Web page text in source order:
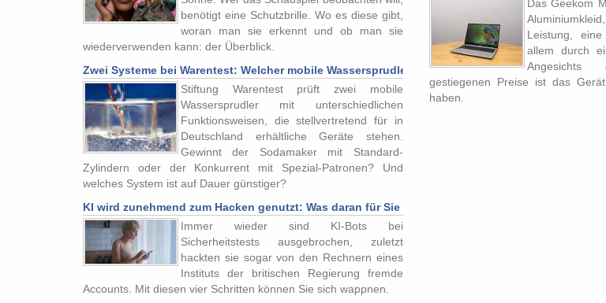
benötigt eine Schutzbrille. Wo es diese gibt,
woran man sie erkennt und ob man sie
wiederverwenden kann: der Überblick.
Zwei Systeme bei Warentest: Welcher mobile Wassersprudler ist prickelnd gut?
Stiftung Warentest prüft zwei mobile
Wassersprudler mit unterschiedlichen
Funktionsweisen, die stellvertretend für in
Deutschland erhältliche Geräte stehen.
Gewinnt der Sodamaker mit Standard-
Zylindern oder der Konkurrent mit Spezial-Patronen? Und
welches System ist auf Dauer günstiger?
KI wird zunehmend zum Hacken genutzt: Was daran für Sie bedrohlich ist und was nicht
Immer wieder sind KI-Bots bei
Sicherheitstests ausgebrochen, zuletzt
hackten sie sogar von den Rechnern eines
Instituts der britischen Regierung fremde
Accounts. Mit diesen vier Schritten können Sie sich wappnen.
Das Geekom
Leistung,
allem durch
gestiegenen Preise ist das
haben.